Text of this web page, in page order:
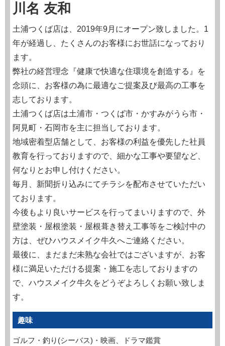
川名 友和
土浦つくば店は、2019年9月にオープン致しました。1
年が経過し、たくさんのお客様にお世話になっており
ます。
弊社の経営理念『健康で快適な住環境を創造する』を
念頭に、お客様の為に最適なご提案及び最高の工事を
志しております。
土浦つくば店は土浦市・つくば市・かすみがうら市・
阿見町・石岡市を主に担当しております。
地域密着型店舗として、お客様の利益を優先した社員
教育を行っておりますので、細かな工事や要望など、
何なりとお申し付けください。
毎月、新聞折り込みにてチラシを配布させていただい
ております。
今後もより良いサービスを行ってまいりますので、外
壁塗装・屋根塗装・屋根葺き替え工事等をご検討中の
方は、ぜひハウスメイク牛久へご連絡ください。
最後に、まだまだ未熟な会社ではございますが、お客
様に満足いただける提案・施工を志しておりますの
で、ハウスメイク牛久をどうぞよろしくお願い致しま
す。
趣味
ゴルフ・釣り(シーバス)・映画、ドラマ鑑賞